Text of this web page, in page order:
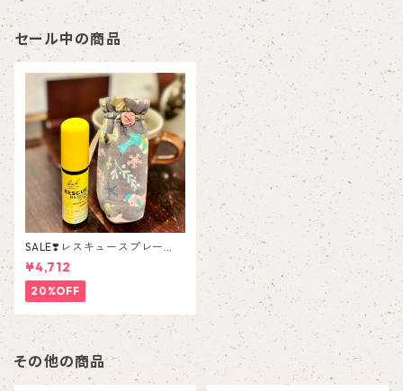
セール中の商品
SALE❣️レスキュースプレー
【布ボトルカバー付き】
¥4,712
20%OFF
その他の商品